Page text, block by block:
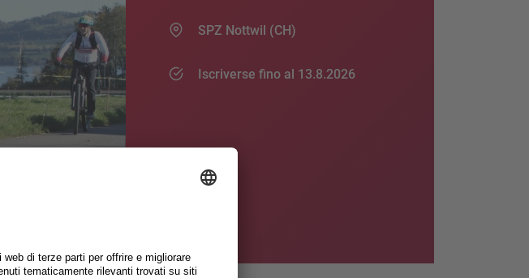
SPZ Nottwil (CH)
Iscriverse fino al 13.8.2026